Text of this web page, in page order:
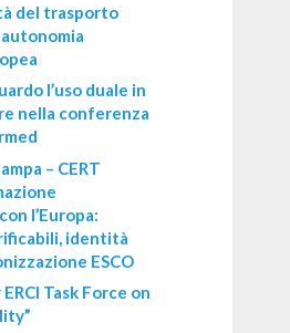
del trasporto
l’uso duale in
nella conferenza
– CERT
l’Europa:
identità
ESCO
Task Force on